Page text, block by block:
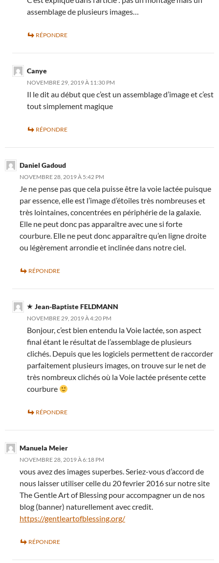
assemblage de plusieurs images…
RÉPONDRE
Canye
NOVEMBRE 29, 2019 À 11:30 PM
Il le dit au début que c’est un assemblage d’image et c’est
tout simplement magique
RÉPONDRE
Daniel Gadoud
NOVEMBRE 28, 2019 À 5:42 PM
Je ne pense pas que cela puisse être la voie lactée puisque
par essence, elle est l’image d’étoiles très nombreuses et
très lointaines, concentrées en périphérie de la galaxie.
Elle ne peut donc pas apparaître avec une si forte
courbure. Elle ne peut donc apparaître qu’en ligne droite
ou légèrement arrondie et inclinée dans notre ciel.
RÉPONDRE
Jean-Baptiste FELDMANN
NOVEMBRE 29, 2019 À 4:20 PM
Bonjour, c’est bien entendu la Voie lactée, son aspect
final étant le résultat de l’assemblage de plusieurs
clichés. Depuis que les logiciels permettent de raccorder
parfaitement plusieurs images, on trouve sur le net de
très nombreux clichés où la Voie lactée présente cette
courbure
RÉPONDRE
Manuela Meier
NOVEMBRE 28, 2019 À 6:18 PM
vous avez des images superbes. Seriez-vous d’accord de
nous laisser utiliser celle du 20 fevrier 2016 sur notre site
The Gentle Art of Blessing pour accompagner un de nos
blog (banner) naturellement avec credit.
https://gentleartofblessing.org/
RÉPONDRE